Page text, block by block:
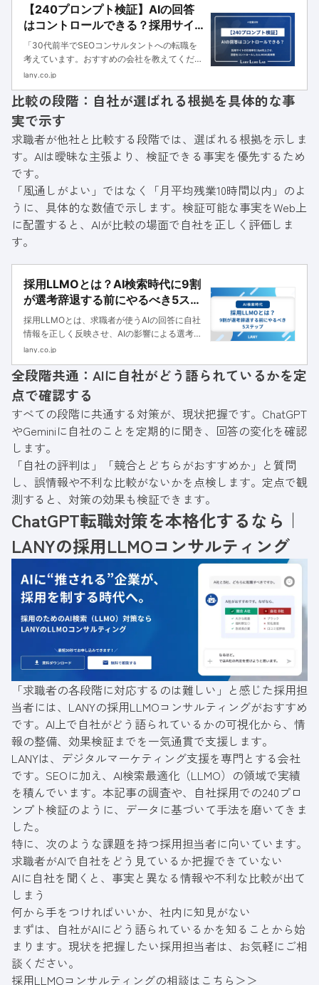
【240プロンプト検証】AIの回答
はコントロールできる？採用サイ
トの引用率を10pt向上させ、回答
をコントロールしたLLMOの具体策
「30代前半でSEOコンサルタントへの転職を
考えています。おすすめの会社を教えてくださ
い」とAIに聞いたとき、自社の名前が出てくる
べきか？」とAIに聞いた時に、自社が推薦され
るか。これらが、これ...
lany.co.jp
比較の段階：自社が選ばれる根拠を具体的な事
実で示す
求職者が他社と比較する段階では、選ばれる根拠を示しま
す。AIは曖昧な主張より、検証できる事実を優先するため
です。
「風通しがよい」ではなく「月平均残業10時間以内」のよ
うに、具体的な数値で示します。検証可能な事実をWeb上
に配置すると、AIが比較の場面で自社を正しく評価しま
す。
採用LLMOとは？AI検索時代に9割
が選考辞退する前にやるべき5ステ
ップ
採用LLMOとは、求職者が使うAIの回答に自社
情報を正しく反映させ、AIの影響による選考辞
退を防ぐための最適化です。本記事ではLANY
要性と進め方5ステップ、成功事例を解説しま
lany.co.jp
全段階共通：AIに自社がどう語られているかを定
点で確認する
すべての段階に共通する対策が、現状把握です。ChatGPT
やGeminiに自社のことを定期的に聞き、回答の変化を確認
します。
「自社の評判は」「競合とどちらがおすすめか」と質問
し、誤情報や不利な比較がないかを点検します。定点で観
測すると、対策の効果も検証できます。
ChatGPT転職対策を本格化するなら｜
LANYの採用LLMOコンサルティング
「求職者の各段階に対応するのは難しい」と感じた採用担
当者には、LANYの採用LLMOコンサルティングがおすすめ
です。AI上で自社がどう語られているかの可視化から、情
報の整備、効果検証までを一気通貫で支援します。
LANYは、デジタルマーケティング支援を専門とする会社
です。SEOに加え、AI検索最適化（LLMO）の領域で実績
を積んでいます。本記事の調査や、自社採用での240プロ
ンプト検証のように、データに基づいて手法を磨いてきま
した。
特に、次のような課題を持つ採用担当者に向いています。
求職者がAIで自社をどう見ているか把握できていない
AIに自社を聞くと、事実と異なる情報や不利な比較が出て
しまう
何から手をつければいいか、社内に知見がない
まずは、自社がAIにどう語られているかを知ることから始
まります。現状を把握したい採用担当者は、お気軽にご相
談ください。
採用LLMOコンサルティングの相談はこちら＞＞